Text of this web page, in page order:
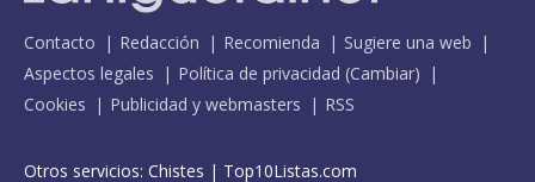
Contacto Redacción Recomienda
Sugiere una web
Aspectos legales
Política de privacidad (Cambiar)
Cookies
Publicidad y webmasters RSS
Otros servicios: Chistes | Top10Listas.com